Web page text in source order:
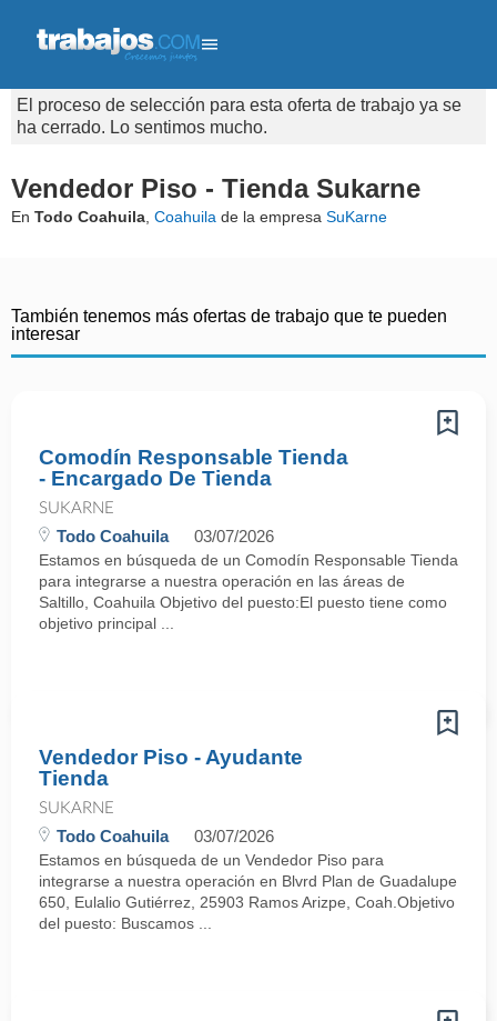
El proceso de selección para esta oferta de trabajo ya se
ha cerrado. Lo sentimos mucho.
Vendedor Piso - Tienda Sukarne
En Todo Coahuila Coahuila de la empresa SuKarne
También tenemos más ofertas de trabajo que te pueden
interesar
Comodín Responsable Tienda
- Encargado De Tienda
SUKARNE
Todo Coahuila 03/07/2026
Estamos en búsqueda de un Comodín Responsable Tienda
para integrarse a nuestra operación en las áreas de
Saltillo, Coahuila Objetivo del puesto:El puesto tiene como
objetivo principal ...
Vendedor Piso - Ayudante
Tienda
SUKARNE
Todo Coahuila 03/07/2026
Estamos en búsqueda de un Vendedor Piso para
integrarse a nuestra operación en Blvrd Plan de Guadalupe
650, Eulalio Gutiérrez, 25903 Ramos Arizpe, Coah.Objetivo
del puesto: Buscamos ...